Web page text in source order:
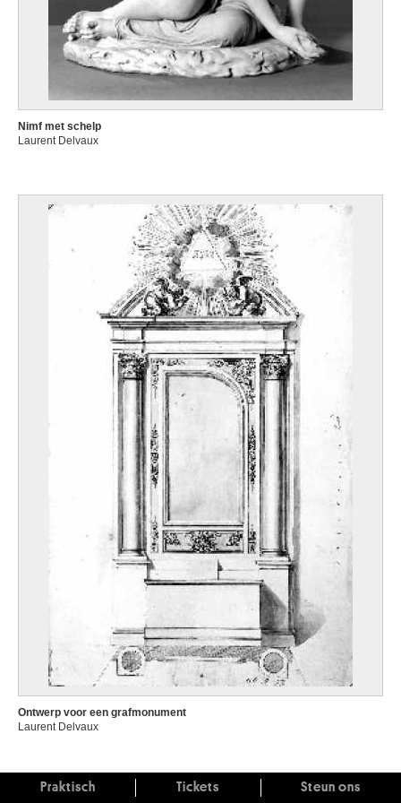
Nimf met schelp
Laurent Delvaux
Ontwerp voor een grafmonument
Laurent Delvaux
Praktisch Tickets Steun ons